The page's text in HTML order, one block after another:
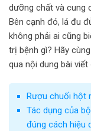
dưỡng chất và cung
Bên cạnh đó, lá đu
không phải ai cũng
trị bệnh gì? Hãy cùng
qua nội dung bài
Rượu chuối hột
Tác dụng của
đúng cách hiệu